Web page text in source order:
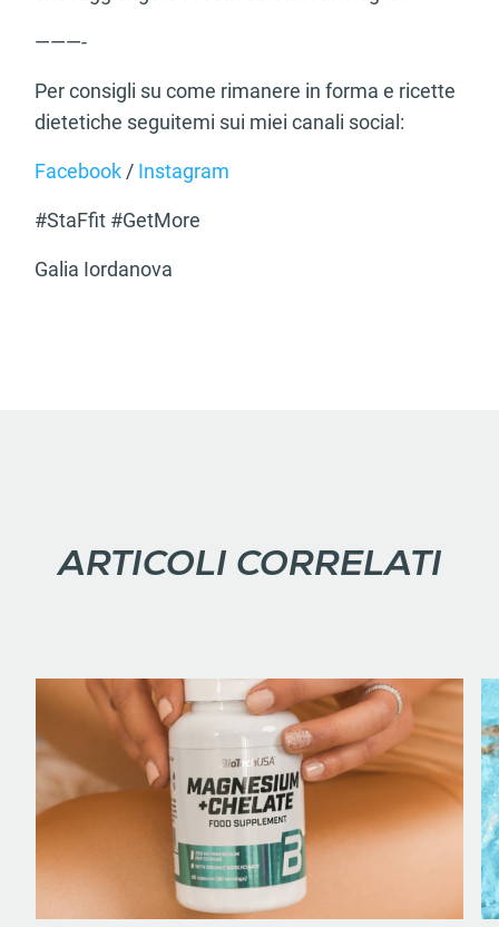
———-
Per consigli su come rimanere in forma e ricette
dietetiche seguitemi sui miei canali social:
Facebook/ Instagram
#StaFfit #GetMore
Galia Iordanova
ARTICOLI CORRELATI